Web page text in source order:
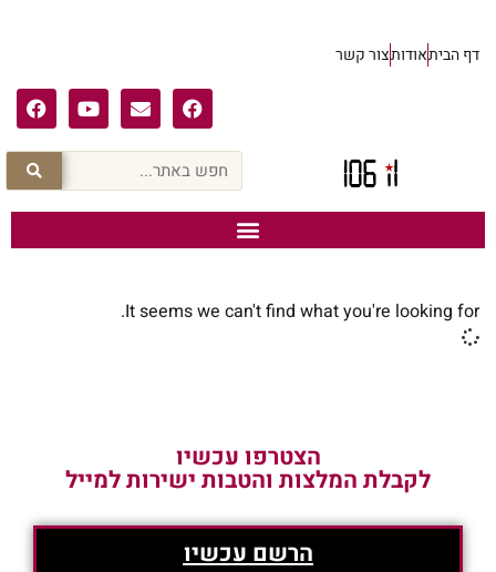
דף הביתאודותצור קשר
It seems we can't find what you're looking for.
הצטרפו עכשיו
לקבלת המלצות והטבות ישירות למייל
הרשם עכשיו